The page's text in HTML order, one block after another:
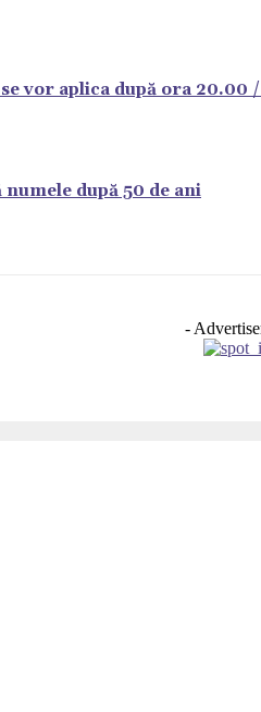
vor aplica după ora 20.00
după 50 de ani
-